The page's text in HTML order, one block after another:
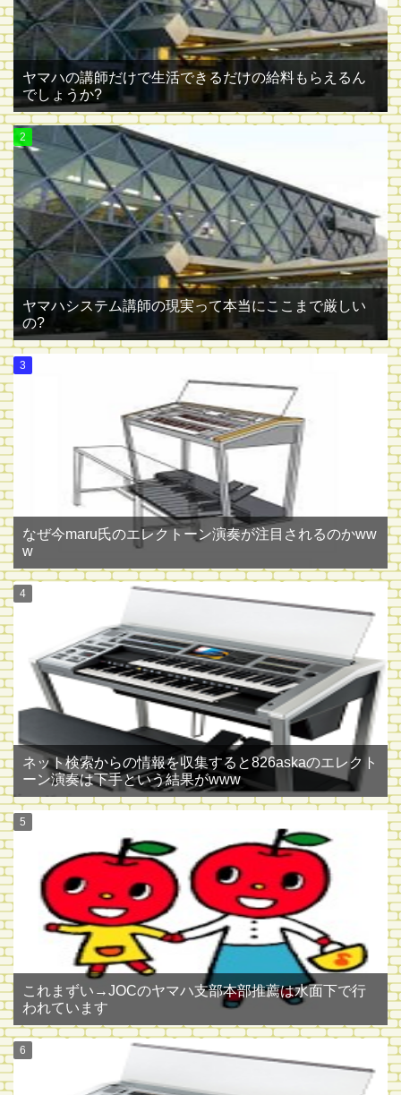
ヤマハの講師だけで生活できるだけの給料もらえるん
でしょうか?
ヤマハシステム講師の現実って本当にここまで厳しい
の?
なぜ今maru氏のエレクトーン演奏が注目されるのかww
w
ネット検索からの情報を収集すると826askaのエレクト
ーン演奏は下手という結果がwww
これまずい→JOCのヤマハ支部本部推薦は水面下で行
われています